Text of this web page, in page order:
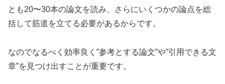
とも20〜30本の論文を読み、さらにいくつかの論点を総
括して筋道を立てる必要があるからです。
なのでなるべく効率良く”参考とする論文”や”引用できる文
章”を見つけ出すことが重要です。